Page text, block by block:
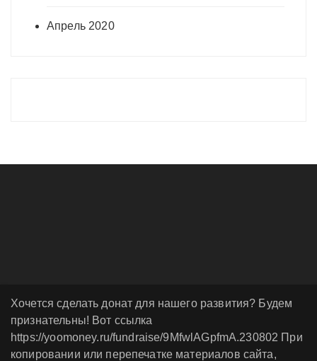
Апрель 2020
Хочется сделать донат для нашего развития? Будем
признательны! Вот ссылка
https://yoomoney.ru/fundraise/9MfwlAGpfmA.230802 При
копировании или перепечатке материалов сайта,